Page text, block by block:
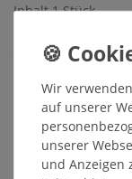
Inhalt1Stück
Sofort versandfertig,
Wunschliste
Wir
auf unserer
unserer
und Anzeigen